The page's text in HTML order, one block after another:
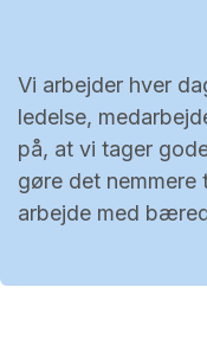
Vi arbejder hver
ledelse,
på, at vi tager
gøre det
arbejde med